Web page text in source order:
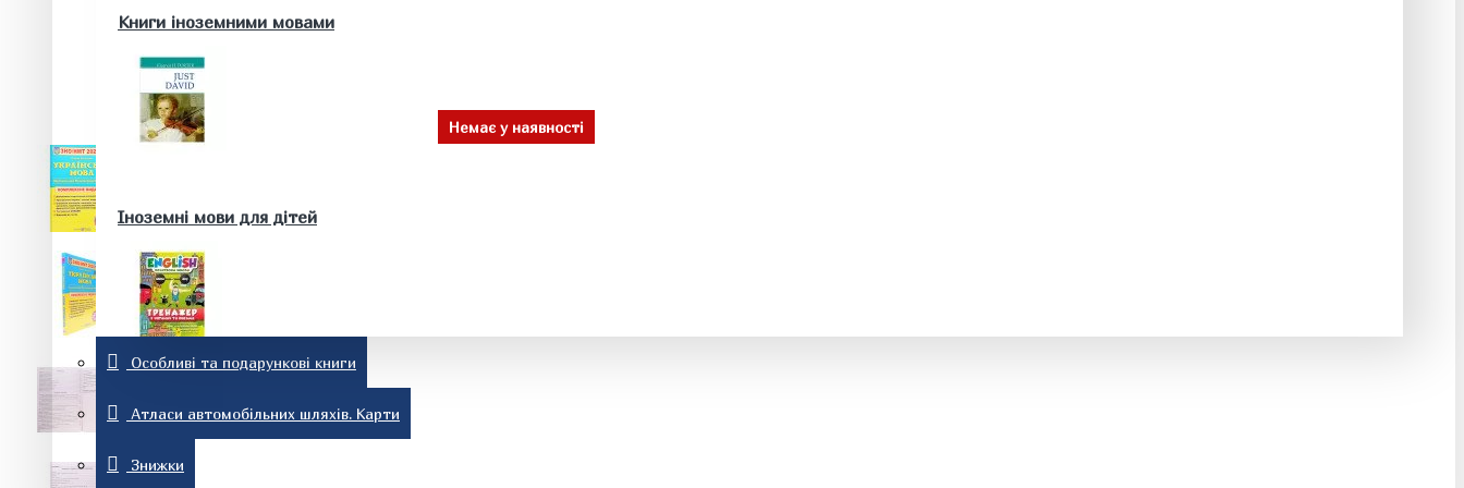
Батькам та майбутнім батькам
Історія
Здоров'я та краса
Домашні тварини. Акваріум
Книги іноземними мовами
Іноземні мови для дітей
Словники та розмовники
Особливі та подарункові книги
Атласи автомобільних шляхів. Карти
Знижки
Немає у наявності